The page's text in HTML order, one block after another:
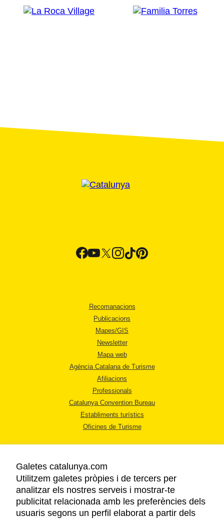
Recomanacions
Publicacions
Mapes/GIS
Newsletter
Mapa web
Agència Catalana de Turisme
Afiliacions
Professionals
Catalunya Convention Bureau
Establiments turístics
Oficines de Turisme
AVÍS LEGAL
POLÍTICA DE PRIVACITAT
Galetes catalunya.com
Utilitzem galetes pròpies i de tercers per
analitzar els nostres serveis i mostrar-te
publicitat relacionada amb les preferències dels
usuaris segons un perfil elaborat a partir dels